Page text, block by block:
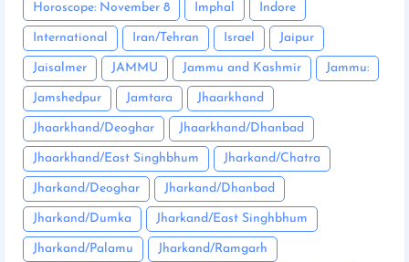
Horoscope: November 8 Imphal Indore
International Iran/Tehran Israel Jaipur
Jaisalmer JAMMU Jammu and Kashmir Jammu:
Jamshedpur Jamtara Jhaarkhand
Jhaarkhand/Deoghar Jhaarkhand/Dhanbad
Jhaarkhand/East Singhbhum Jharkand/Chatra
Jharkand/Deoghar Jharkand/Dhanbad
Jharkand/Dumka Jharkand/East Singhbhum
Jharkand/Palamu Jharkand/Ramgarh